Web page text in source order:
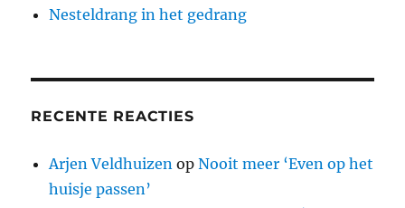
Nesteldrang in het gedrang
RECENTE REACTIES
Arjen Veldhuizen opNooit meer ‘Even op het
huisje passen’